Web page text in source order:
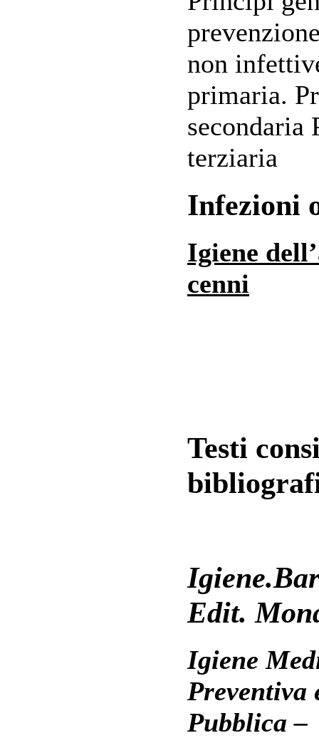
non
primaria.
secondaria
terziaria
Infezioni
Igiene
cenni
Testi
Edit.
Igiene
Preventiva
Pubblica –